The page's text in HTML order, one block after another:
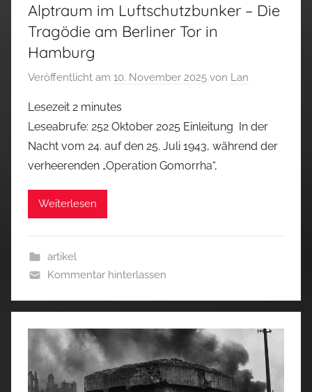
Alptraum im Luftschutzbunker – Die
Tragödie am Berliner Tor in
Hamburg
Veröffentlicht am 10. November 2025 von Lan
Lesezeit 2 minutes
Leseabrufe: 252 Oktober 2025 Einleitung In der
Nacht vom 24. auf den 25. Juli 1943, während der
verheerenden „Operation Gomorrha“,
Weiterlesen
artikel
Kommentar hinterlassen